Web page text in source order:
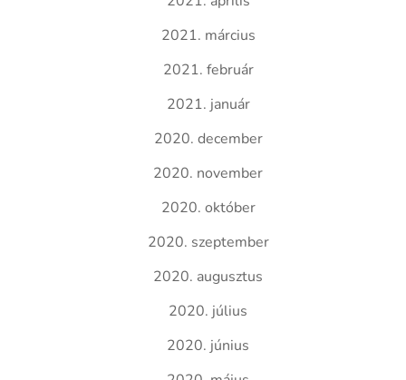
2021. március
2021. február
2021. január
2020. december
2020. november
2020. október
2020. szeptember
2020. augusztus
2020. július
2020. június